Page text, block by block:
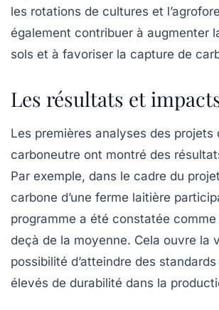
les rotations de cultures et
également contribuer à augmenter
sols et à favoriser la capture de
Les résultats et
Les premières analyses des projets
carboneutre ont montré des
Par exemple, dans le cadre du
carbone d’une ferme laitière
programme a été constatée
deçà de la moyenne. Cela ouvre la
possibilité d’atteindre des
élevés de durabilité dans la